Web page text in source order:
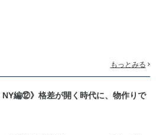
もっとみる
NY編⑫》格差が開く時代に、物作りで